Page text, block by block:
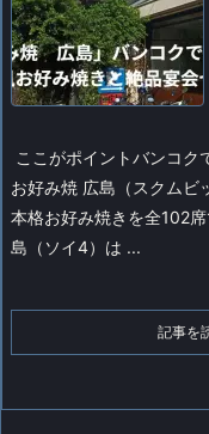
ここがポイントバンコク
お好み焼 広島（スクムビ
本格お好み焼きを全102
島（ソイ4）は ...
記事を